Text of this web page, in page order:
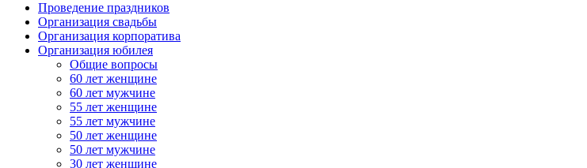
Проведение праздников
Организация свадьбы
Организация корпоратива
Организация юбилея
Общие вопросы
60 лет женщине
60 лет мужчине
55 лет женщине
55 лет мужчине
50 лет женщине
50 лет мужчине
30 лет женщине